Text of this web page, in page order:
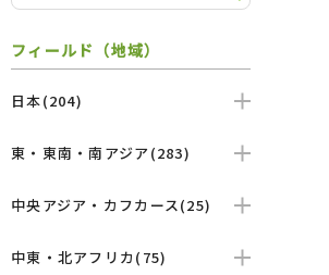
フィールド（地域）
日本(204)
東・東南・南アジア(283)
中央アジア・カフカース(25)
中東・北アフリカ(75)